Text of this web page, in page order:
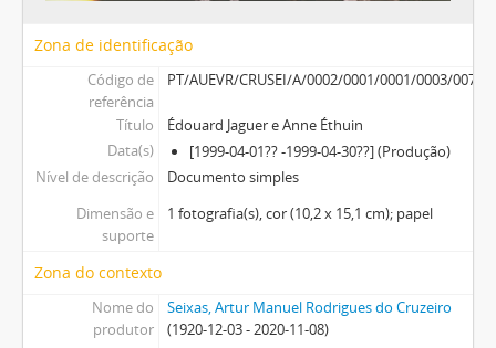
Zona de identificação
Código de
referência
PT/AUEVR/CRUSEI/A/0002/0001/0001/0003/0072
Título
Édouard Jaguer e Anne Éthuin
Data(s)
[1999-04-01?? -1999-04-30??] (Produção)
Nível de descrição
Documento simples
Dimensão e
suporte
1 fotografia(s), cor (10,2 x 15,1 cm); papel
Zona do contexto
Nome do
produtor
Seixas, Artur Manuel Rodrigues do Cruzeiro
(1920-12-03 - 2020-11-08)